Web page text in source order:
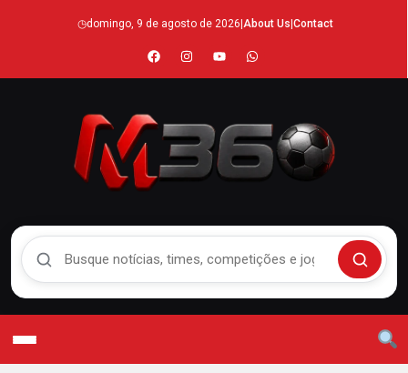
◷domingo, 9 de agosto de 2026 About Us Contact
Buscar no Mengão 360
Buscar